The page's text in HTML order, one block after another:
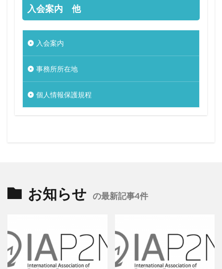
入会案内 他
入会案内
事務所所在地
個人情報保護規程
お知らせ の最新記事4件